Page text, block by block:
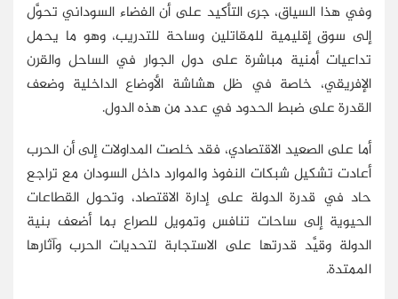
وفي هذا السياق، جرى التأكيد على أن الفضاء السوداني تحوَّل
إلى سوق إقليمية للمقاتلين وساحة للتدريب، وهو ما يحمل
تداعيات أمنية مباشرة على دول الجوار في الساحل والقرن
الإفريقي، خاصة في ظل هشاشة الأوضاع الداخلية وضعف
القدرة على ضبط الحدود في عدد من هذه الدول.
أما على الصعيد الاقتصادي، فقد خلصت المداولات إلى أن الحرب
أعادت تشكيل شبكات النفوذ والموارد داخل السودان مع تراجع
حاد في قدرة الدولة على إدارة الاقتصاد، وتحول القطاعات
الحيوية إلى ساحات تنافس وتمويل للصراع بما أضعف بنية
الدولة وقيَّد قدرتها على الاستجابة لتحديات الحرب وآثارها
الممتدة.